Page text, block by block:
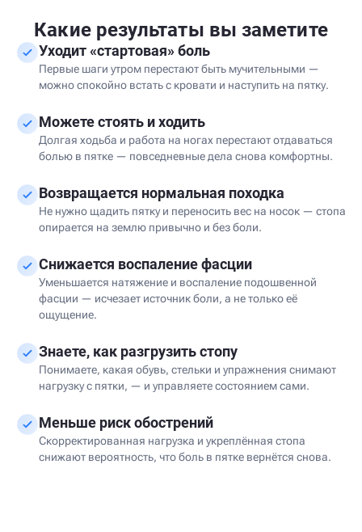
Какие результаты вы заметите
Уходит «стартовая» боль
Первые шаги утром перестают быть мучительными —
можно спокойно встать с кровати и наступить на пятку.
Можете стоять и ходить
Долгая ходьба и работа на ногах перестают отдаваться
болью в пятке — повседневные дела снова комфортны.
Возвращается нормальная походка
Не нужно щадить пятку и переносить вес на носок — стопа
опирается на землю привычно и без боли.
Снижается воспаление фасции
Уменьшается натяжение и воспаление подошвенной
фасции — исчезает источник боли, а не только её
ощущение.
Знаете, как разгрузить стопу
Понимаете, какая обувь, стельки и упражнения снимают
нагрузку с пятки, — и управляете состоянием сами.
Меньше риск обострений
Скорректированная нагрузка и укреплённая стопа
снижают вероятность, что боль в пятке вернётся снова.